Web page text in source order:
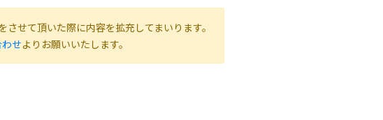
せて頂いた際に内容を拡充してまいります。
せよりお願いいたします。